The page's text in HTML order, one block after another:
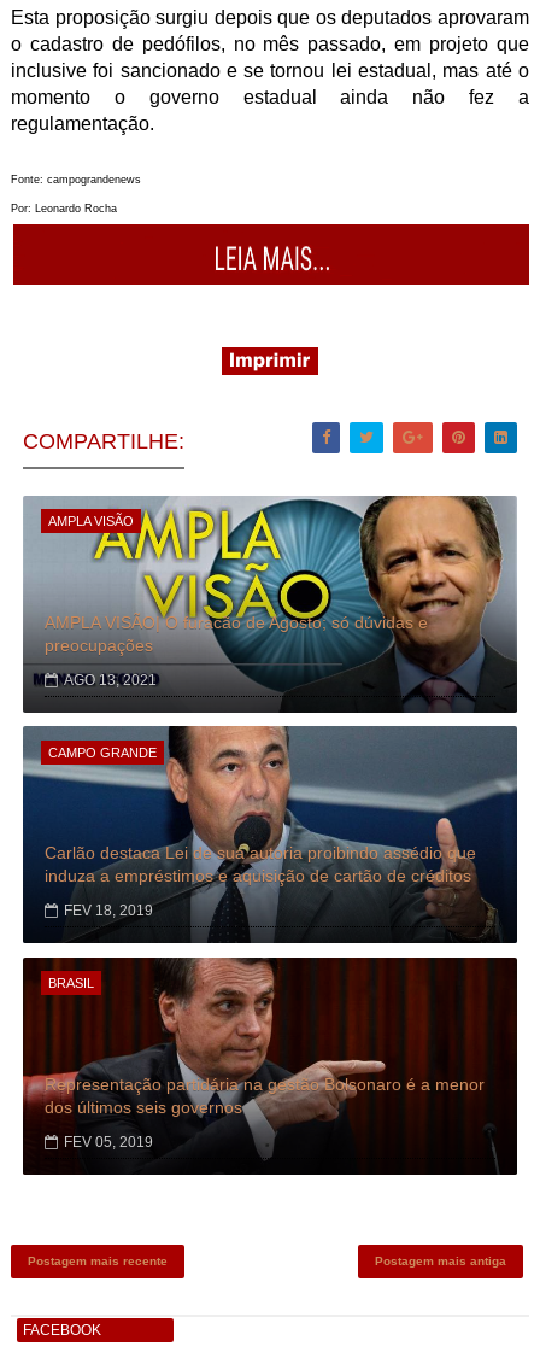
Esta proposição surgiu depois que os deputados aprovaram
o cadastro de pedófilos, no mês passado, em projeto que
inclusive foi sancionado e se tornou lei estadual, mas até o
momento o governo estadual ainda não fez a
regulamentação.
Fonte: campograndenews
Por: Leonardo Rocha
COMPARTILHE:
AMPLA VISÃO
AMPLA VISÃO| O furacão de Agosto; só dúvidas e
preocupações
AGO 13, 2021
CAMPO GRANDE
Carlão destaca Lei de sua autoria proibindo assédio que
induza a empréstimos e aquisição de cartão de créditos
FEV 18, 2019
BRASIL
Representação partidária na gestão Bolsonaro é a menor
dos últimos seis governos
FEV 05, 2019
Postagem mais recente Postagem mais antiga
FACEBOOK